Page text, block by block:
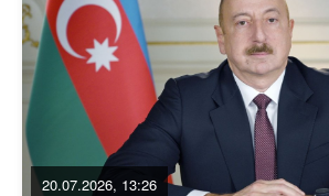
20.07.2026, 13:26